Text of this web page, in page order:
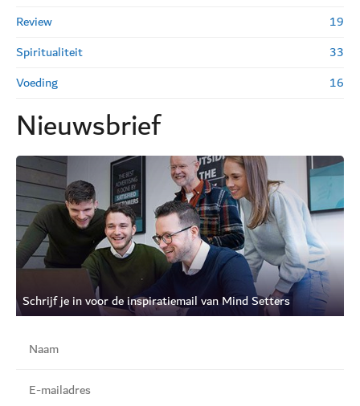
Review
19
Spiritualiteit
33
Voeding
16
Nieuwsbrief
Schrijf je in voor de inspiratiemail van Mind Setters